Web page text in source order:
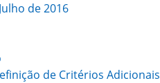
de 2016
de Critérios Adicionais